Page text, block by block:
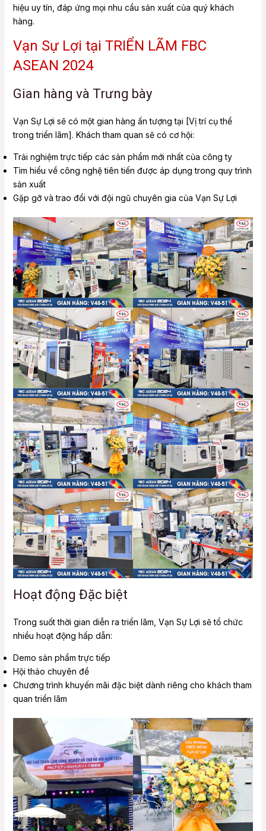
hiệu uy tín, đáp ứng mọi nhu cầu sản xuất của quý khách
hàng.
Vạn Sự Lợi tại TRIỂN LÃM FBC
ASEAN 2024
Gian hàng và Trưng bày
Vạn Sự Lợi sẽ có một gian hàng ấn tượng tại [Vị trí cụ thể
trong triển lãm]. Khách tham quan sẽ có cơ hội:
Trải nghiệm trực tiếp các sản phẩm mới nhất của công ty
Tìm hiểu về công nghệ tiên tiến được áp dụng trong quy trình
sản xuất
Gặp gỡ và trao đổi với đội ngũ chuyên gia của Vạn Sự Lợi
Hoạt động Đặc biệt
Trong suốt thời gian diễn ra triển lãm, Vạn Sự Lợi sẽ tổ chức
nhiều hoạt động hấp dẫn:
Demo sản phẩm trực tiếp
Hội thảo chuyên đề
Chương trình khuyến mãi đặc biệt dành riêng cho khách tham
quan triển lãm